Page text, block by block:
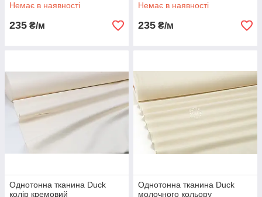
Немає в наявності
235 ₴/м
Немає в наявності
235 ₴/м
Однотонна тканина Duck
колір кремовий
Однотонна тканина Duck
молочного кольору